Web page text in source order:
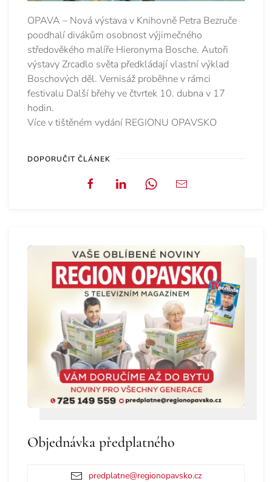
OPAVA – Nová výstava v Knihovně Petra Bezruče
poodhalí divákům osobnost výjimečného
středověkého malíře Hieronyma Bosche. Autoři
výstavy Zrcadlo světa předkládají vlastní výklad
Boschových děl. Vernisáž proběhne v rámci
festivalu Další břehy ve čtvrtek 10. dubna v 17
hodin.
Více v tištěném vydání REGIONU OPAVSKO
DOPORUČIT ČLÁNEK
Objednávka předplatného
predplatne@regionopavsko.cz